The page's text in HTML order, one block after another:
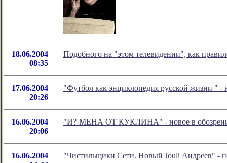
18.06.2004
08:35
Подобного на "этом телевидении", как
17.06.2004
20:26
"Футбол как энциклопедия русской жизни " -
16.06.2004
20:06
"И?-МЕНА ОТ КУКЛИНА" - новое в
16.06.2004
"Чиcтильщики Сети. Новый Jouli Андреев" -